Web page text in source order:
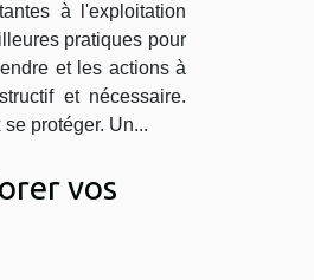
à l'exploitation
pratiques pour
et les actions à
et nécessaire.
protéger. Un...
vos